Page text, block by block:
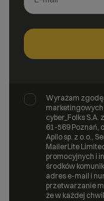
Wyrażam
cyber_Folks
61-569 Poznań,
Apilo sp. z o.o.,
MailerLite
promocyjnych i
środków
adres e-mail i
przetwarzanie
że w każdej